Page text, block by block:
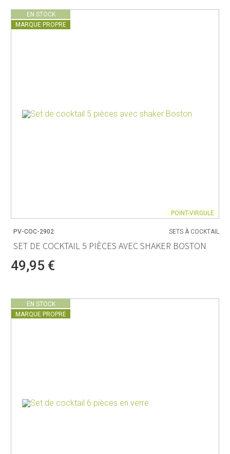
EN STOCK
MARQUE PROPRE
POINT-VIRGULE
PV-COC-2902 SETS À COCKTAIL
SET DE COCKTAIL 5 PIÈCES AVEC SHAKER BOSTON
49,95 €
EN STOCK
MARQUE PROPRE